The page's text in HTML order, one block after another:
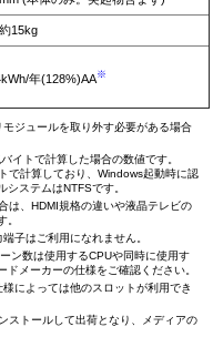
約15kg
年(128%)AA※
ジュールを取り外す必要がある場合
トで計算した場合の数値です。
で計算しており、Windows起動時に認
ステムはNTFSです。
、HDMI規格の違いや液晶テレビの
。
子はご利用になれません。
ン数は使用するCPUや同時に使用す
メーカーの仕様をご確認ください。
によっては他のスロットが利用でき
トールして出荷となり、メディアの